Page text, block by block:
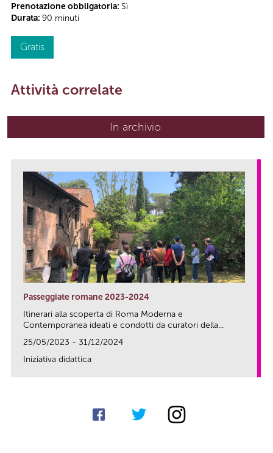
Prenotazione obbligatoria: Sì
Durata: 90 minuti
Gratis
Attività correlate
In archivio
Passeggiate romane 2023-2024
Itinerari alla scoperta di Roma Moderna e
Contemporanea ideati e condotti da curatori della...
25/05/2023 - 31/12/2024
Iniziativa didattica